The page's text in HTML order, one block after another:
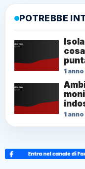
POTREBBE
1
1